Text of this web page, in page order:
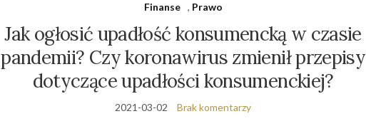
Finanse , Prawo
Jak ogłosić upadłość konsumencką w czasie
pandemii? Czy koronawirus zmienił przepisy
dotyczące upadłości konsumenckiej?
2021-03-02 Brak komentarzy